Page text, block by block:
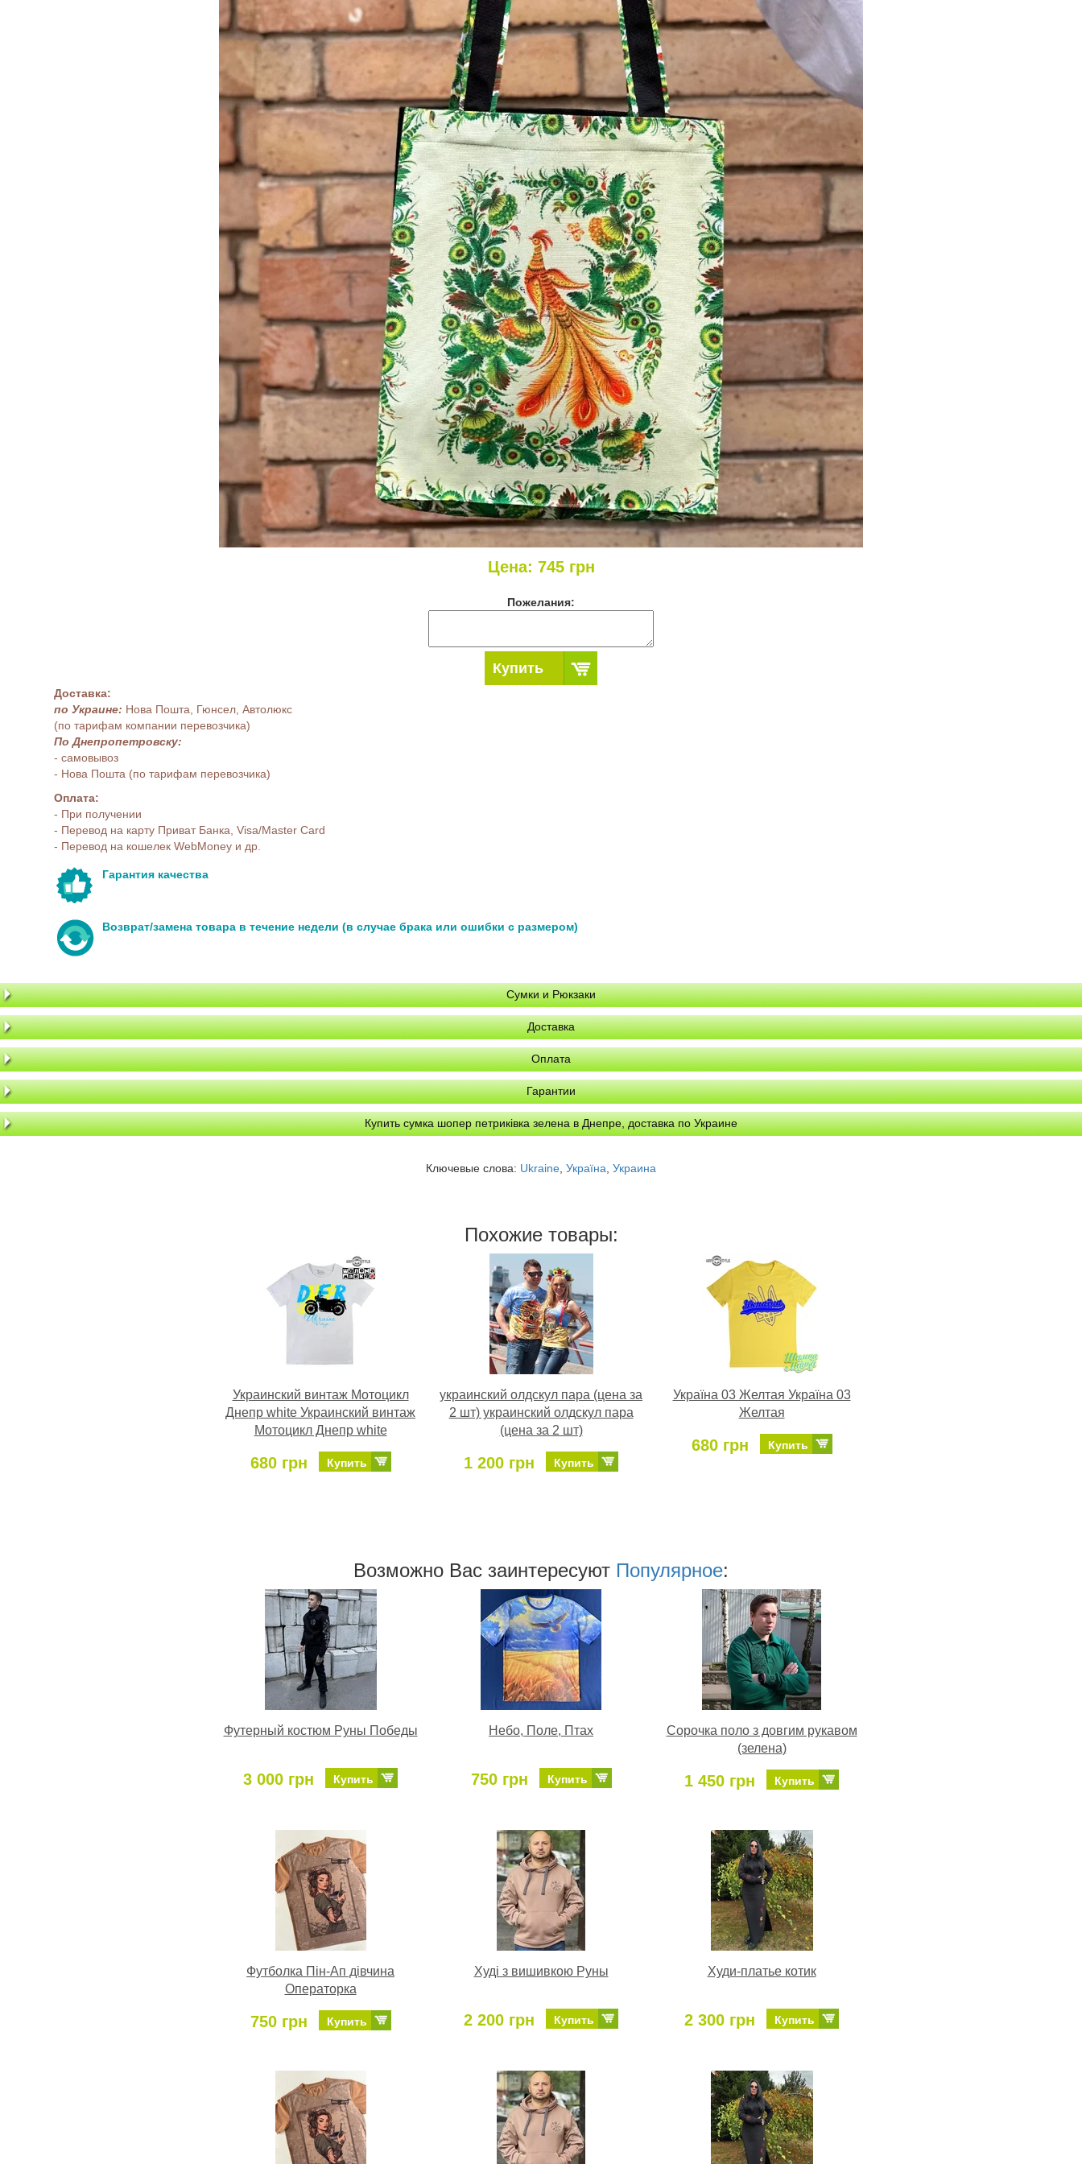
Цена: 745грн
Пожелания:
Купить
Доставка:
по Украине: Нова Пошта, Гюнсел, Автолюкс
(по тарифам компании перевозчика)
По Днепропетровску:
- самовывоз
- Нова Пошта (по тарифам перевозчика)
Оплата:
- При получении
- Перевод на карту Приват Банка, Visa/Master Card
- Перевод на кошелек WebMoney и др.
Гарантия качества
Возврат/замена товара в течение недели (в случае брака или ошибки с размером)
Сумки и Рюкзаки
Доставка
Оплата
Гарантии
Купить сумка шопер петриківка зелена в Днепре, доставка по Украине
Ключевые слова: Ukraine Україна Украина
Похожие товары:
Украинский винтаж Мотоцикл
Днепр white Украинский винтаж
Мотоцикл Днепр white
680 грн Купить
украинский олдскул пара (цена за
2 шт) украинский олдскул пара
(цена за 2 шт)
1 200 грн Купить
Україна 03 Желтая Україна 03
Желтая
680 грн Купить
Возможно Ваc заинтересуют Популярное:
Футерный костюм Руны Победы
3 000 грн Купить
Небо, Поле, Птах
750 грн Купить
Сорочка поло з довгим рукавом
(зелена)
1 450 грн Купить
Футболка Пін-Ап дівчина
Операторка
750 грн Купить
Худі з вишивкою Руны
2 200 грн Купить
Худи-платье котик
2 300 грн Купить